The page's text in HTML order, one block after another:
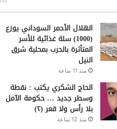
الهلال الأحمر السوداني يوزع
(1000) سلة غذائية للأسر
المتأثرة بالحرب بمحلية شرق
النيل
منذ 11 ساعة
الحاج الشكري يكتب : نقطة
وسطر جديد … حكومة الآمل
بلا رأس ولا قعر (٢)
منذ 12 ساعة